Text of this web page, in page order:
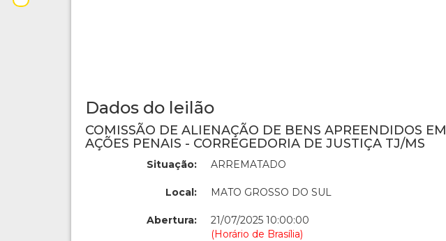
Dados do leilão
COMISSÃO DE ALIENAÇÃO DE BENS APREENDIDOS EM
AÇÕES PENAIS - CORREGEDORIA DE JUSTIÇA TJ/MS
Situação: ARREMATADO
Local: MATO GROSSO DO SUL
Abertura:
21/07/2025 10:00:00
(Horário de Brasília)